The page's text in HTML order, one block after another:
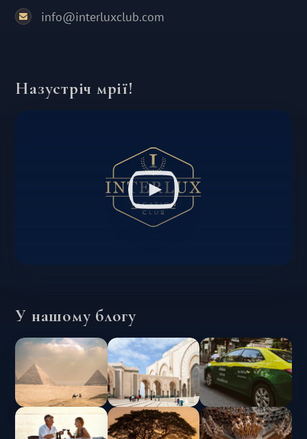
info@interluxclub.com
Назустріч мрії!
У нашому блогу